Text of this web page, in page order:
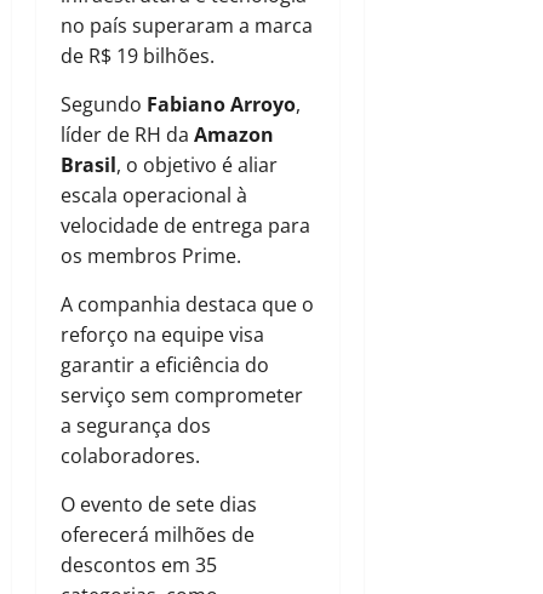
no país superaram a marca
de R$ 19 bilhões.
Segundo Fabiano Arroyo,
líder de RH da Amazon
Brasil, o objetivo é aliar
escala operacional à
velocidade de entrega para
os membros Prime.
A companhia destaca que o
reforço na equipe visa
garantir a eficiência do
serviço sem comprometer
a segurança dos
colaboradores.
O evento de sete dias
oferecerá milhões de
descontos em 35